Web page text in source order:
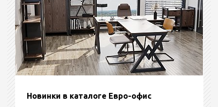
Новинки в каталоге Евро-офис